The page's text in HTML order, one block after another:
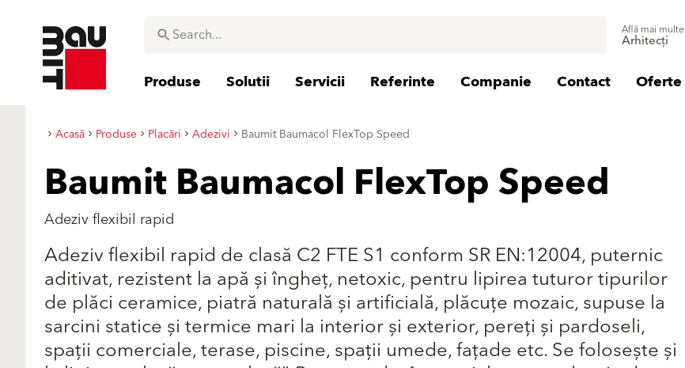
Află mai multe
Arhitecți
Produse Solutii Servicii Referinte Companie Contact Oferte
Acasă Produse Placări Adezivi Baumit Baumacol FlexTop Speed
Baumit Baumacol FlexTop Speed
Adeziv flexibil rapid
Adeziv flexibil rapid de clasă C2 FTE S1 conform SR EN:12004, puternic
aditivat, rezistent la apă și îngheţ, netoxic, pentru lipirea tuturor tipurilor
de plăci ceramice, piatră naturală și artificială, plăcuţe mozaic, supuse la
sarcini statice și termice mari la interior și exterior, pereţi și pardoseli,
spaţii comerciale, terase, piscine, spaţii umede, faţade etc. Se folosește și